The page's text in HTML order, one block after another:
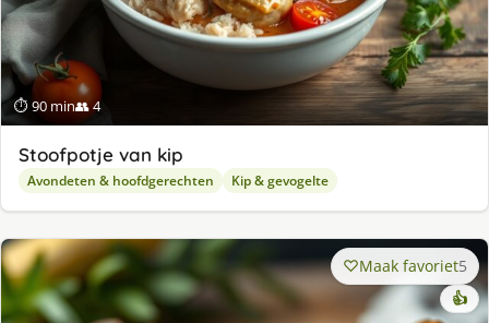
⏱ 90 min👥 4
Stoofpotje van kip
Avondeten & hoofdgerechten Kip & gevogelte
Maak favoriet5
👍